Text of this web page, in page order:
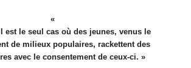
est le seul cas où des jeunes, venus le
de milieux populaires, rackettent des
avec le consentement de ceux-ci. »